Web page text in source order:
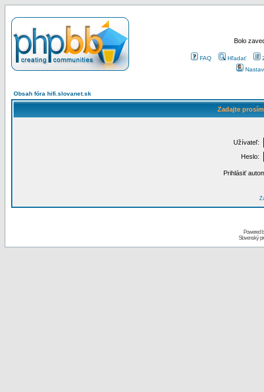
Bolo
FAQ Hľadať
Obsah fóra hifi.slovanet.sk
Zadajte
Užívateľ:
Heslo:
Prihlásiť
Powered
Slovenský